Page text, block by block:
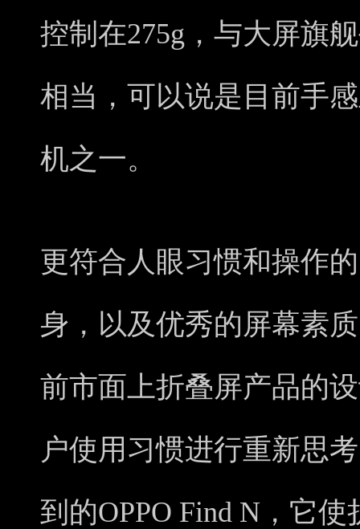
控制在275g，与大屏旗
相当，可以说是目前手
机之一。
更符合人眼习惯和操作
身，以及优秀的屏幕素
前市面上折叠屏产品的
户使用习惯进行重新思
到的OPPO Find N，它